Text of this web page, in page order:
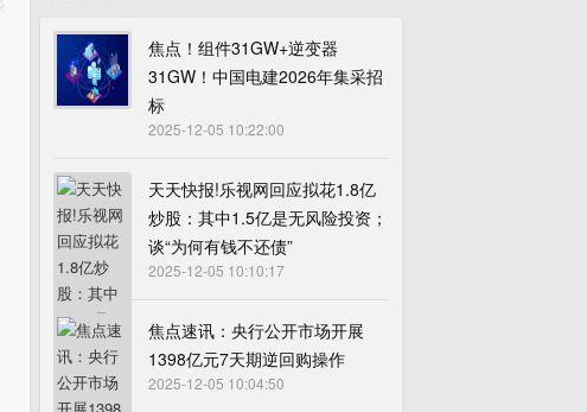
焦点！组件31GW+逆变器
31GW！中国电建2026年集采招
标
2025-12-05 10:22:00
天天快报!乐视网回应拟花1.8亿
炒股：其中1.5亿是无风险投资；
谈“为何有钱不还债”
2025-12-05 10:10:17
焦点速讯：央行公开市场开展
1398亿元7天期逆回购操作
2025-12-05 10:04:50